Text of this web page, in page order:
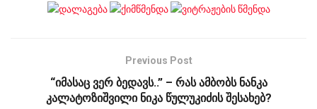
Previous Post
“იმასაც ვერ ბედავს..” – რას ამბობს ნანკა
კალატოზიშვილი ნიკა წულუკიძის შესახებ?